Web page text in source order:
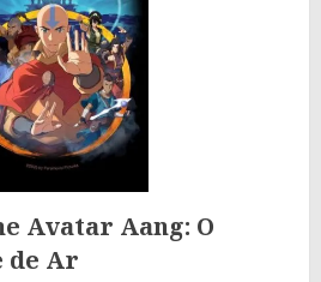
Avatar Aang: O
de Ar